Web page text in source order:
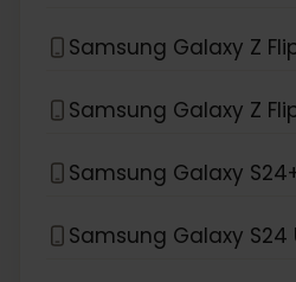
Samsung Galaxy Z
Samsung Galaxy Z
Samsung Galaxy
Samsung Galaxy S24